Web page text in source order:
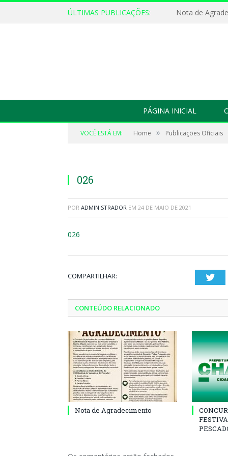
ÚLTIMAS PUBLICAÇÕES: Nota de
PÁGINA INICIAL
VOCÊ ESTÁ EM: Home » Publicações Oficiais
026
POR ADMINISTRADOR EM 24 DE MAIO DE 2021
026
COMPARTILHAR:
CONTEÚDO RELACIONADO
Nota de Agradecimento